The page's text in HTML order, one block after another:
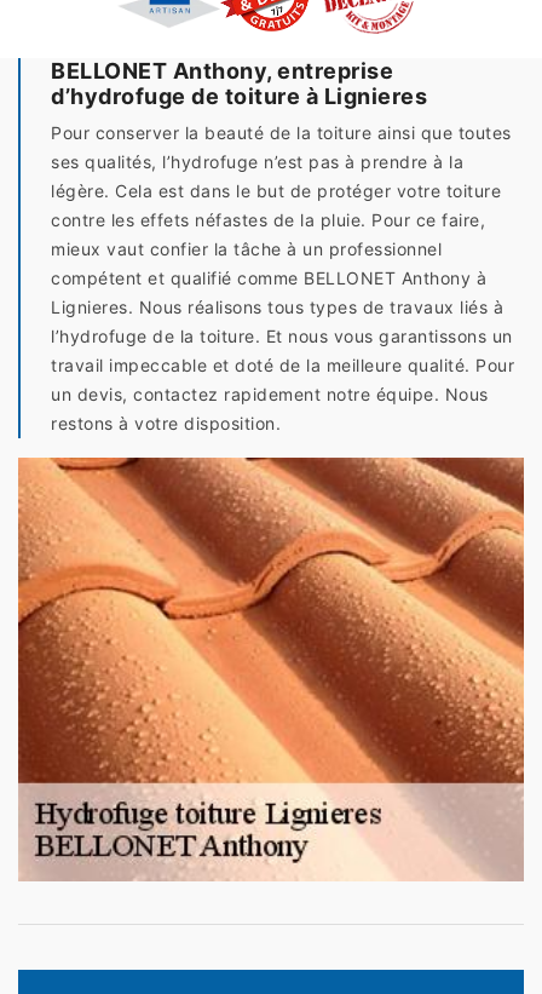
BELLONET Anthony, entreprise
d’hydrofuge de toiture à Lignieres
Pour conserver la beauté de la toiture ainsi que toutes
ses qualités, l’hydrofuge n’est pas à prendre à la
légère. Cela est dans le but de protéger votre toiture
contre les effets néfastes de la pluie. Pour ce faire,
mieux vaut confier la tâche à un professionnel
compétent et qualifié comme BELLONET Anthony à
Lignieres. Nous réalisons tous types de travaux liés à
l’hydrofuge de la toiture. Et nous vous garantissons un
travail impeccable et doté de la meilleure qualité. Pour
un devis, contactez rapidement notre équipe. Nous
restons à votre disposition.